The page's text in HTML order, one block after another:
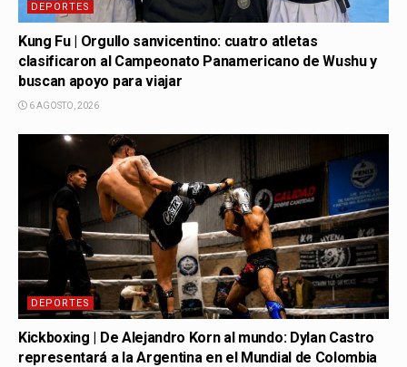
DEPORTES
Kung Fu | Orgullo sanvicentino: cuatro atletas
clasificaron al Campeonato Panamericano de Wushu y
buscan apoyo para viajar
6 AGOSTO, 2026
DEPORTES
Kickboxing | De Alejandro Korn al mundo: Dylan Castro
representará a la Argentina en el Mundial de Colombia